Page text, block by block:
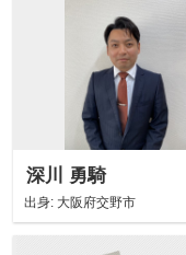
深川 勇騎
出身: 大阪府交野市